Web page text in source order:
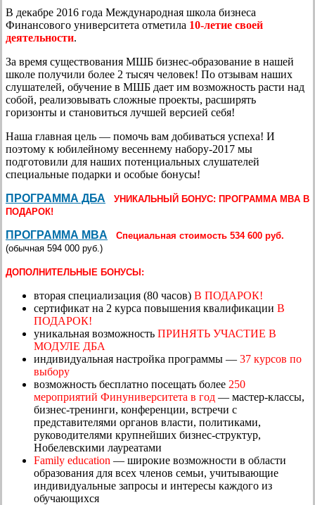
В декабре 2016 года Международная школа бизнеса
Финансового университета отметила 10-летие своей
деятельности.
За время существования МШБ бизнес-образование в нашей
школе получили более 2 тысяч человек! По отзывам наших
слушателей, обучение в МШБ дает им возможность расти над
собой, реализовывать сложные проекты, расширять
горизонты и становиться лучшей версией себя!
Наша главная цель — помочь вам добиваться успеха! И
поэтому к юбилейному весеннему набору-2017 мы
подготовили для наших потенциальных слушателей
специальные подарки и особые бонусы!
ПРОГРАММА ДБА
УНИКАЛЬНЫЙ БОНУС: ПРОГРАММА MBA В
ПОДАРОК!
ПРОГРАММА MBA
Специальная стоимость 534 600 руб.
(обычная 594 000 руб.)
ДОПОЛНИТЕЛЬНЫЕ БОНУСЫ:
вторая специализация (80 часов) В ПОДАРОК!
сертификат на 2 курса повышения квалификации В
ПОДАРОК!
уникальная возможность ПРИНЯТЬ УЧАСТИЕ В
МОДУЛЕ ДБА
индивидуальная настройка программы — 37 курсов по
выбору
возможность бесплатно посещать более 250
мероприятий Финуниверситета в год — мастер-классы,
бизнес-тренинги, конференции, встречи с
представителями органов власти, политиками,
руководителями крупнейших бизнес-структур,
Нобелевскими лауреатами
Family education — широкие возможности в области
образования для всех членов семьи, учитывающие
индивидуальные запросы и интересы каждого из
обучающихся